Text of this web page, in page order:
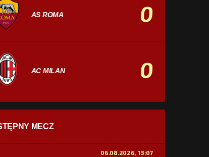
AS ROMA 0
AC MILAN 0
STATYSTYKI
100%
MECZ
06.08.2026, 13:07